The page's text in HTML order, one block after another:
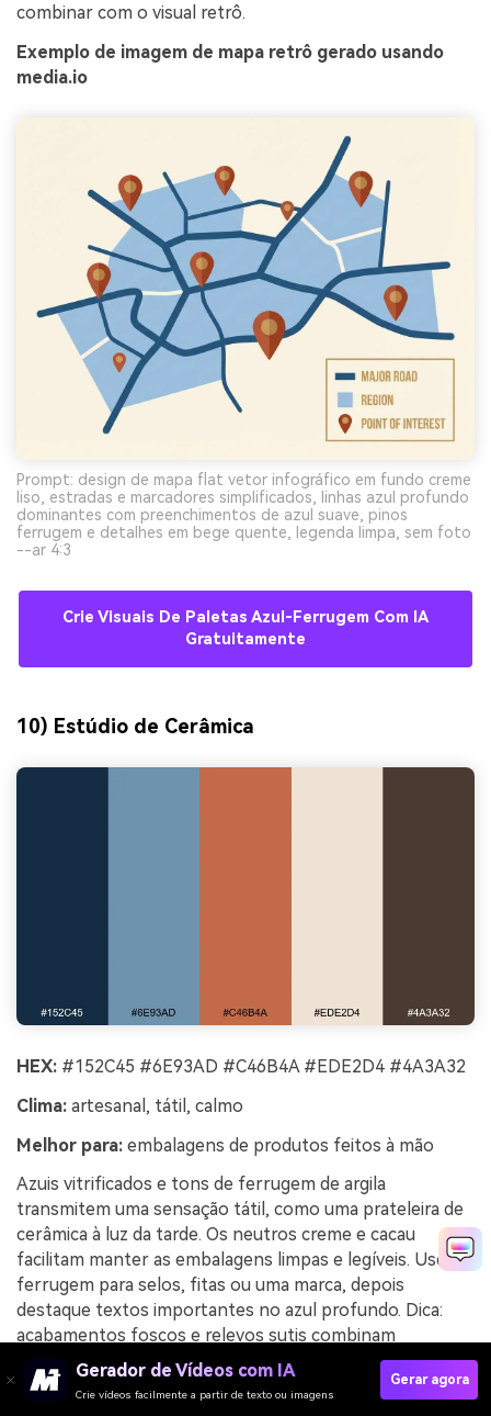
combinar com o visual retrô.
Exemplo de imagem de mapa retrô gerado usando
media.io
Prompt: design de mapa flat vetor infográfico em fundo creme
liso, estradas e marcadores simplificados, linhas azul profundo
dominantes com preenchimentos de azul suave, pinos
ferrugem e detalhes em bege quente, legenda limpa, sem foto
--ar 4:3
Crie Visuais De Paletas Azul-Ferrugem Com IA
Gratuitamente
10) Estúdio de Cerâmica
HEX: #152C45 #6E93AD #C46B4A #EDE2D4 #4A3A32
Clima: artesanal, tátil, calmo
Melhor para: embalagens de produtos feitos à mão
Azuis vitrificados e tons de ferrugem de argila
transmitem uma sensação tátil, como uma prateleira de
cerâmica à luz da tarde. Os neutros creme e cacau
facilitam manter as embalagens limpas e legíveis. Use o
ferrugem para selos, fitas ou uma marca, depois
destaque textos importantes no azul profundo. Dica:
acabamentos foscos e relevos sutis combinam
lindamente com esses tons terrosos.
Exemplo de imagem de estúdio de cerâmica gerado
Gerador de Vídeos com IA
Crie vídeos facilmente a partir de texto ou imagens
Gerar agora